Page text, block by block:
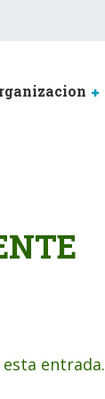
entrada.